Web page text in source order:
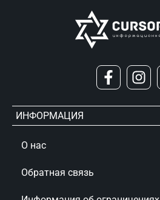
ИНФОРМАЦИЯ
О нас
Обратная связь